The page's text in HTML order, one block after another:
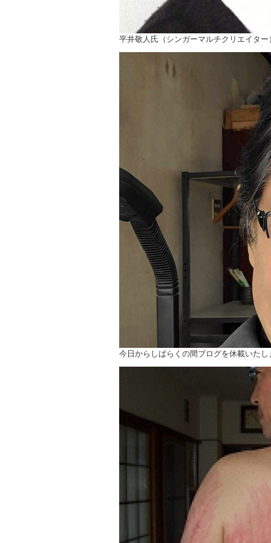
平井敬人氏（シンガーマルチクリエイタ
今日からしばらくの間ブログを休載いたし